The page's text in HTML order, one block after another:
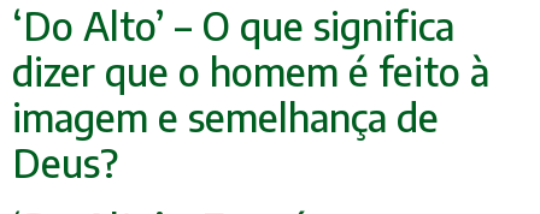
‘Do Alto’ – O que significa
dizer que o homem é feito à
imagem e semelhança de
Deus?